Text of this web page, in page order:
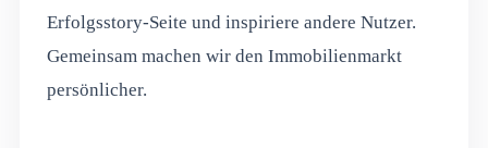
Erfolgsstory-Seite und inspiriere andere Nutzer.
Gemeinsam machen wir den Immobilienmarkt
persönlicher.